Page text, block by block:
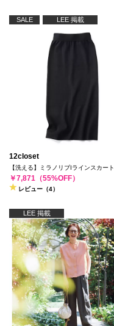
SALE LEE 掲載
12closet
【洗える】ミラノリブIラインスカート
￥7,871（55%OFF）
レビュー（4）
LEE 掲載